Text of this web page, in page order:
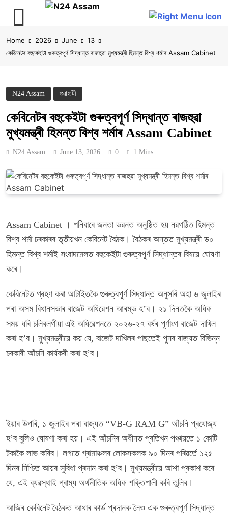
to
content
Home 2026 June
13
কেবিনেটৰ বহুকেইটা গুৰুত্বপূৰ্ণ সিদ্ধান্ত ৰাজহুৱা মুখ্যমন্ত্ৰী হিমন্ত বিশ্ব শৰ্মাৰ Assam Cabinet
N24 Assam গুৱাহাটী
কেবিনেটৰ বহুকেইটা গুৰুত্বপূৰ্ণ সিদ্ধান্ত ৰাজহুৱা
মুখ্যমন্ত্ৰী হিমন্ত বিশ্ব শৰ্মাৰ Assam Cabinet
N24 Assam June 13, 2026 0 1 Mins
Assam Cabinet । শনিবাৰে জনতা ভৱনত অনুষ্ঠিত হয় নৱগঠিত হিমন্ত
বিশ্ব শৰ্মা চৰকাৰৰ তৃতীয়খন কেবিনেট বৈঠক। বৈঠকৰ অন্তত মুখ্যমন্ত্ৰী ড০
হিমন্ত বিশ্ব শৰ্মাই সংবাদমেলত বহুকেইটা গুৰুত্বপূৰ্ণ সিদ্ধান্তৰ বিষয়ে ঘোষণা
কৰে।
কেবিনেটত গ্ৰহণ কৰা আটাইতকৈ গুৰুত্বপূৰ্ণ সিদ্ধান্ত অনুসৰি অহা ৬ জুলাইৰ
পৰা অসম বিধানসভাৰ বাজেট অধিৱেশন আৰম্ভ হ’ব। ২১ দিনতকৈ অধিক
সময় ধৰি চলিবলগীয়া এই অধিৱেশনতে ২০২৬-২৭ বৰ্ষৰ পূৰ্ণাংগ বাজেট দাখিল
কৰা হ’ব। মুখ্যমন্ত্ৰীয়ে কয় যে, বাজেট দাখিলৰ পাছতেই পুনৰ ৰাজ্যত বিভিন্ন
চৰকাৰী আঁচনি কাৰ্যকৰী কৰা হ’ব।
ইয়াৰ উপৰি, ১ জুলাইৰ পৰা ৰাজ্যত “VB-G RAM G” আঁচনি প্ৰযোজ্য
হ’ব বুলিও ঘোষণা কৰা হয়। এই আঁচনিৰ অধীনত প্ৰতিখন পঞ্চায়তে ১ কোটি
টকাকৈ লাভ কৰিব। লগতে গ্ৰামাঞ্চলৰ লোকসকলক ৯০ দিনৰ পৰিৱৰ্তে ১২৫
দিনৰ নিশ্চিত আয়ৰ সুবিধা প্ৰদান কৰা হ’ব। মুখ্যমন্ত্ৰীয়ে আশা প্ৰকাশ কৰে
যে, এই ব্যৱস্থাই গ্ৰাম্য অৰ্থনীতিক অধিক শক্তিশালী কৰি তুলিব।
আজিৰ কেবিনেট বৈঠকত আধাৰ কাৰ্ড প্ৰদানক লৈও এক গুৰুত্বপূৰ্ণ সিদ্ধান্ত